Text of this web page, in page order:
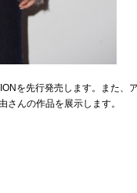
を先行発売します。また、
さんの作品を展示します。